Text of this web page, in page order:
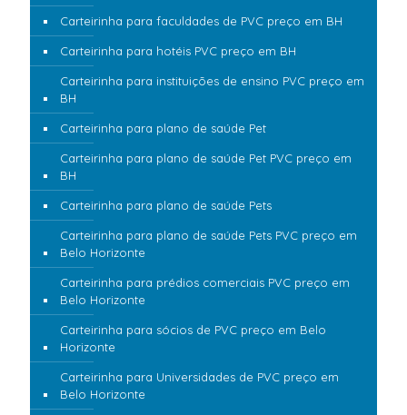
Carteirinha para faculdades de PVC preço em BH
Carteirinha para hotéis PVC preço em BH
Carteirinha para instituições de ensino PVC preço em
BH
Carteirinha para plano de saúde Pet
Carteirinha para plano de saúde Pet PVC preço em
BH
Carteirinha para plano de saúde Pets
Carteirinha para plano de saúde Pets PVC preço em
Belo Horizonte
Carteirinha para prédios comerciais PVC preço em
Belo Horizonte
Carteirinha para sócios de PVC preço em Belo
Horizonte
Carteirinha para Universidades de PVC preço em
Belo Horizonte